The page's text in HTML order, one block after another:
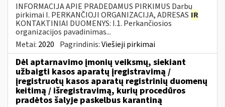
INFORMACIJA APIE PRADEDAMUS PIRKIMUS Darbų
pirkimai I. PERKANČIOJI ORGANIZACIJA, ADRESAS IR
KONTAKTINIAI DUOMENYS: I.1. Perkančiosios
organizacijos pavadinimas...
Metai: 2020 Pagrindinis:Viešieji pirkimai
Dėl aptarnavimo įmonių veiksmų, siekiant
užbaigti kasos aparatų įregistravimą /
įregistruotų kasos aparatų registrinių duomenų
keitimą / išregistravimą, kurių procedūros
pradėtos šalyje paskelbus karantiną